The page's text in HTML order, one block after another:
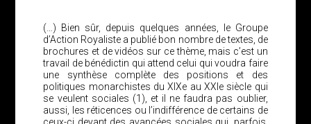
(…) Bien sûr, depuis quelques années, le Groupe
d’Action Royaliste a publié bon nombre de textes, de
brochures et de vidéos sur ce thème, mais c’est un
travail de bénédictin qui attend celui qui voudra faire
une synthèse complète des positions et des
politiques monarchistes du XIXe au XXIe siècle qui
se veulent sociales (1), et il ne faudra pas oublier,
aussi, les réticences ou l’indifférence de certains de